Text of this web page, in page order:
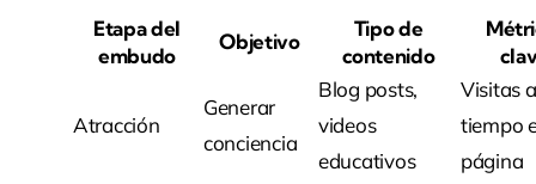
Etapa del
embudo
Objetivo
Tipo de
contenido
Atracción
Generar
conciencia
Blog posts,
videos
educativos
Visitas
tiempo
página